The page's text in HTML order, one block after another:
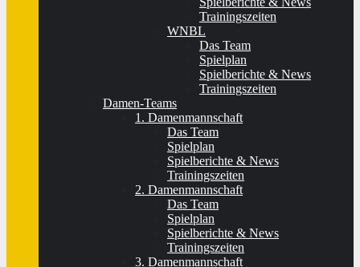
Trainingszeiten
WNBL
Das Team
Spielplan
Spielberichte & News
Trainingszeiten
Damen-Teams
1. Damenmannschaft
Das Team
Spielplan
Spielberichte & News
Trainingszeiten
2. Damenmannschaft
Das Team
Spielplan
Spielberichte & News
Trainingszeiten
3. Damenmannschaft